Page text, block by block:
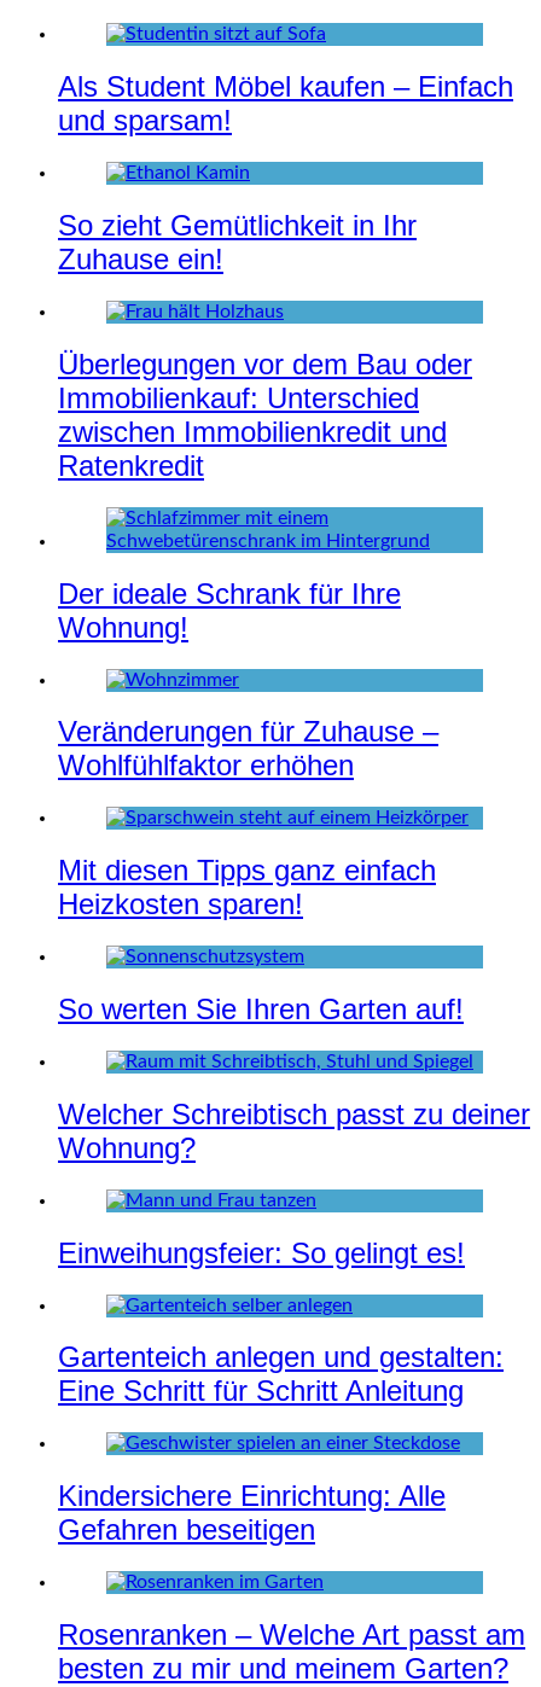
Als Student Möbel kaufen – Einfach
und sparsam!
So zieht Gemütlichkeit in Ihr
Zuhause ein!
Überlegungen vor dem Bau oder
Immobilienkauf: Unterschied
zwischen Immobilienkredit und
Ratenkredit
Der ideale Schrank für Ihre
Wohnung!
Veränderungen für Zuhause –
Wohlfühlfaktor erhöhen
Mit diesen Tipps ganz einfach
Heizkosten sparen!
So werten Sie Ihren Garten auf!
Welcher Schreibtisch passt zu deiner
Wohnung?
Einweihungsfeier: So gelingt es!
Gartenteich anlegen und gestalten:
Eine Schritt für Schritt Anleitung
Kindersichere Einrichtung: Alle
Gefahren beseitigen
Rosenranken – Welche Art passt am
besten zu mir und meinem Garten?